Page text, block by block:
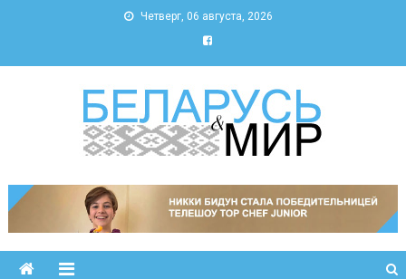
Четверг, 06 августа, 2026
Беларусь и мир